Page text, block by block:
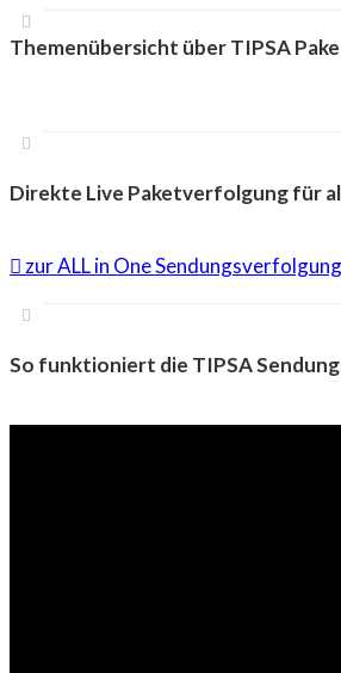
Themenübersicht über TIPSA
Direkte Live Paketverfolgung für
zur ALL in One Sendungsverfolgung
So funktioniert die TIPSA